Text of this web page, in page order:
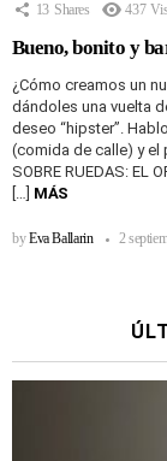
13 Shares 437
Bueno, bonito y
¿Cómo creamos un
dándoles una vuelta
deseo “hipster”.
(comida de calle) y el
SOBRE RUEDAS: EL
[…] MÁS
byEva Ballarin 2